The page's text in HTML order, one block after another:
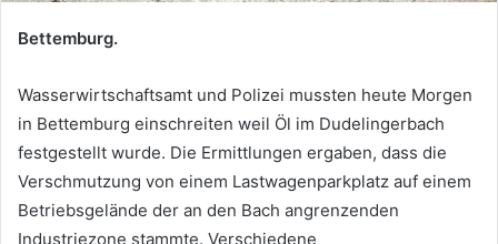
Bettemburg.
Wasserwirtschaftsamt und Polizei mussten heute Morgen
in Bettemburg einschreiten weil Öl im Dudelingerbach
festgestellt wurde. Die Ermittlungen ergaben, dass die
Verschmutzung von einem Lastwagenparkplatz auf einem
Betriebsgelände der an den Bach angrenzenden
Industriezone stammte. Verschiedene